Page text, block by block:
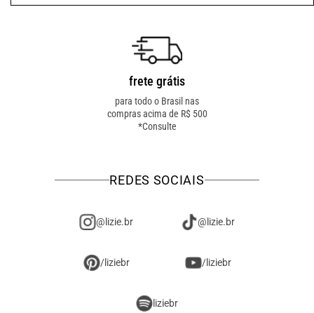
frete grátis
para todo o Brasil nas
compras acima de R$ 500
*Consulte
REDES SOCIAIS
@lizie.br @lizie.br
/liziebr /liziebr
liziebr